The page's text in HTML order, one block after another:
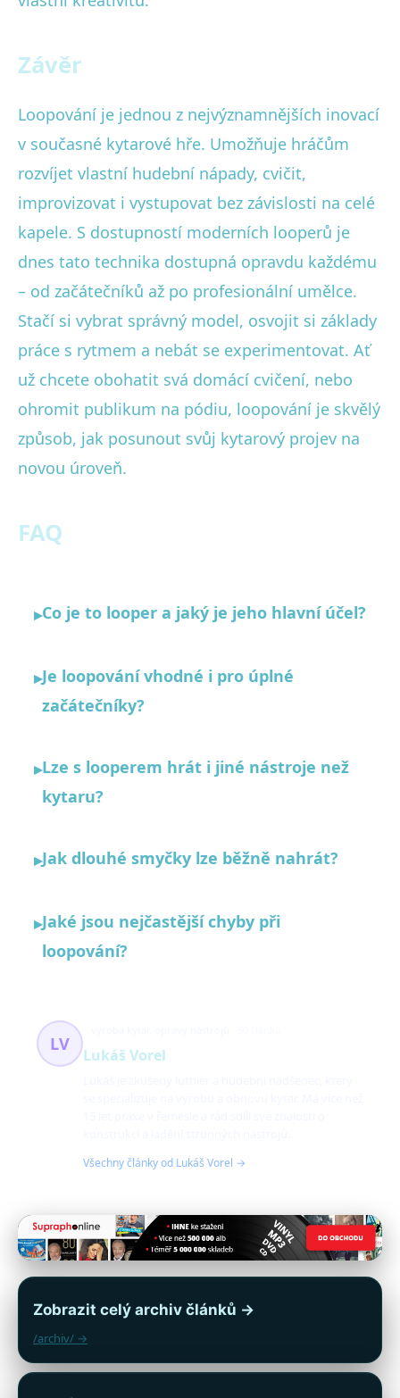
Závěr
Loopování je jednou z nejvýznamnějších inovací
v současné kytarové hře. Umožňuje hráčům
rozvíjet vlastní hudební nápady, cvičit,
improvizovat i vystupovat bez závislosti na celé
kapele. S dostupností moderních looperů je
dnes tato technika dostupná opravdu každému
– od začátečníků až po profesionální umělce.
Stačí si vybrat správný model, osvojit si základy
práce s rytmem a nebát se experimentovat. Ať
už chcete obohatit svá domácí cvičení, nebo
ohromit publikum na pódiu, loopování je skvělý
způsob, jak posunout svůj kytarový projev na
novou úroveň.
FAQ
▸Co je to looper a jaký je jeho hlavní účel?
▸Je loopování vhodné i pro úplné
začátečníky?
▸Lze s looperem hrát i jiné nástroje než
kytaru?
▸Jak dlouhé smyčky lze běžně nahrát?
▸Jaké jsou nejčastější chyby při
loopování?
LV
Lukáš Vorel
Všechny články od Lukáš Vorel →
Zobrazit celý archiv článků →
/archiv/ →